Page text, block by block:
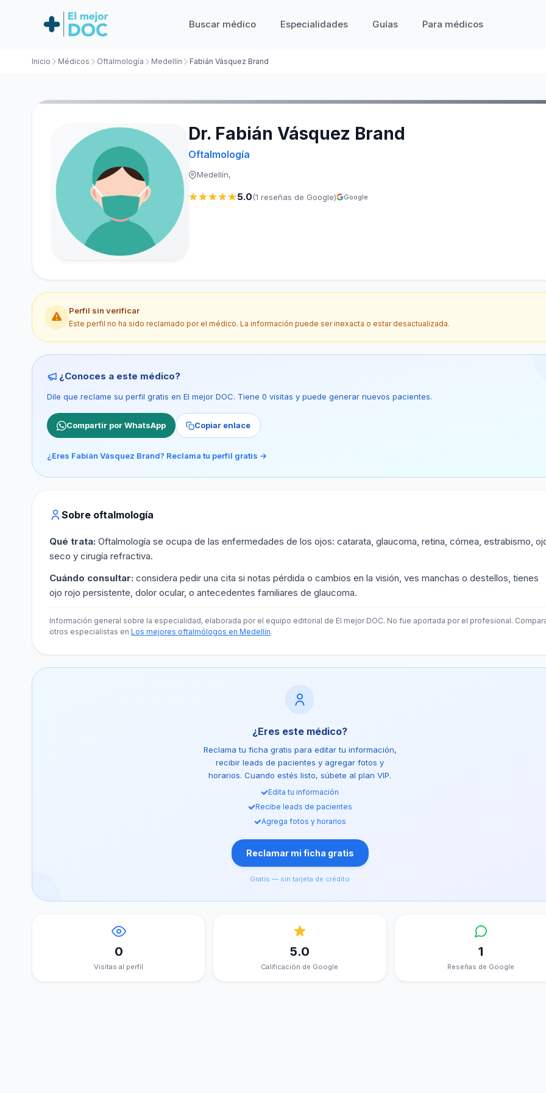
Buscar médico Especialidades Guías Para médicos
Inicio Médicos Oftalmología Medellín Fabián Vásquez Brand
Dr. Fabián Vásquez Brand
Oftalmología
Medellín,
5.0(1 reseñas de Google) Google
Perfil sin verificar
Este perfil no ha sido reclamado por el médico. La información puede ser inexacta o estar desactualizada.
¿Conoces a este médico?
Dile que reclame su perfil gratis en El mejor DOC. Tiene 0 visitas y puede generar nuevos pacientes.
Compartir por WhatsApp Copiar enlace
¿Eres Fabián Vásquez Brand? Reclama tu perfil gratis →
Sobre oftalmología
Qué trata: Oftalmología se ocupa de las enfermedades de los ojos: catarata, glaucoma, retina, córnea, estrabismo,
seco y cirugía refractiva.
Cuándo consultar: considera pedir una cita si notas pérdida o cambios en la visión, ves manchas o destellos, tienes
ojo rojo persistente, dolor ocular, o antecedentes familiares de glaucoma.
Información general sobre la especialidad, elaborada por el equipo editorial de El mejor DOC. No fue aportada por el profesional.
otros especialistas en Los mejores oftalmólogos en Medellín.
¿Eres este médico?
Reclama tu ficha gratis para editar tu información,
recibir leads de pacientes y agregar fotos y
horarios. Cuando estés listo, súbete al plan VIP.
Edita tu información
Recibe leads de pacientes
Agrega fotos y horarios
Reclamar mi ficha gratis
Gratis — sin tarjeta de crédito
0
Visitas al perfil
5.0
Calificación de Google
1
Reseñas de Google